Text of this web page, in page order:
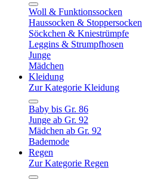
Woll & Funktionssocken
Haussocken & Stoppersocken
Söckchen & Kniestrümpfe
Leggins & Strumpfhosen
Junge
Mädchen
Kleidung
Zur Kategorie Kleidung
Baby bis Gr. 86
Junge ab Gr. 92
Mädchen ab Gr. 92
Bademode
Regen
Zur Kategorie Regen